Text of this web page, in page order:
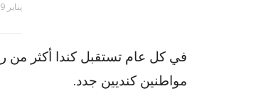
يناير 9, 2023
في كل عام تستقبل كندا أكثر من
مواطنين كنديين جدد.